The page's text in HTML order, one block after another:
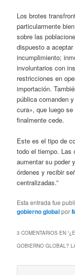
Los brotes
particularmente
sobre las
dispuesto a
incumplimiento;
involuntarios con
restricciones en
importación.
pública comanden
cura», que luego
finalmente cede.
Este es el tipo de
todo el tiempo. Las
aumentar su poder
órdenes y recibir
centralizadas.”
Esta entrada fue
gobierno globalpor
3 COMENTARIOS EN “
GOBIERNO GLOBAL?